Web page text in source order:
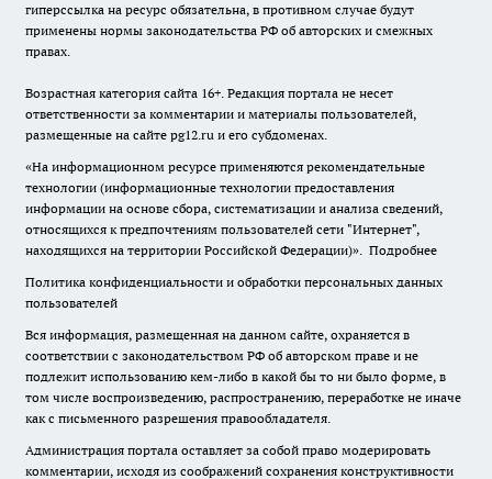
гиперссылка на ресурс обязательна, в противном случае будут
применены нормы законодательства РФ об авторских и смежных
правах.
Возрастная категория сайта 16+. Редакция портала не несет
ответственности за комментарии и материалы пользователей,
размещенные на сайте pg12.ru и его субдоменах.
«На информационном ресурсе применяются рекомендательные
технологии (информационные технологии предоставления
информации на основе сбора, систематизации и анализа сведений,
относящихся к предпочтениям пользователей сети "Интернет",
находящихся на территории Российской Федерации)». Подробнее
Политика конфиденциальности и обработки персональных данных
пользователей
Вся информация, размещенная на данном сайте, охраняется в
соответствии с законодательством РФ об авторском праве и не
подлежит использованию кем-либо в какой бы то ни было форме, в
том числе воспроизведению, распространению, переработке не иначе
как с письменного разрешения правообладателя.
Администрация портала оставляет за собой право модерировать
комментарии, исходя из соображений сохранения конструктивности